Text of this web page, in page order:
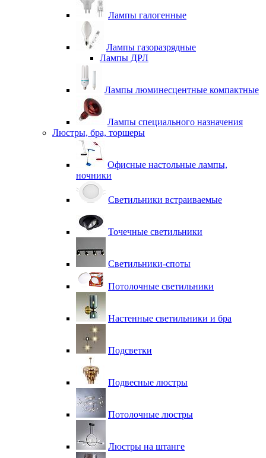
Лампы галогенные
Лампы газоразрядные
Лампы ДРЛ
Лампы люминесцентные компактные
Лампы специального назначения
Люстры, бра, торшеры
Офисные настольные лампы,
ночники
Светильники встраиваемые
Точечные светильники
Светильники-споты
Потолочные светильники
Настенные светильники и бра
Подсветки
Подвесные люстры
Потолочные люстры
Люстры на штанге